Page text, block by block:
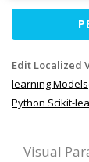
Edit Localized
learning
Python Scikit-
Visual